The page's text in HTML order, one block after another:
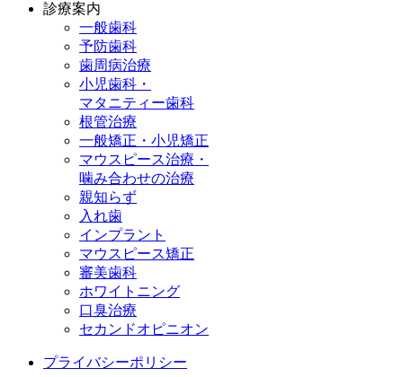
診療案内
一般歯科
予防歯科
歯周病治療
小児歯科・
マタニティー歯科
根管治療
一般矯正・小児矯正
マウスピース治療・
噛み合わせの治療
親知らず
入れ歯
インプラント
マウスピース矯正
審美歯科
ホワイトニング
口臭治療
セカンドオピニオン
プライバシーポリシー